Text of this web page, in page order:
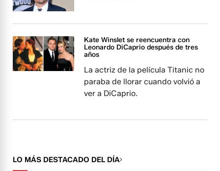
Kate Winslet se reencuentra con
Leonardo DiCaprio después de tres
años
La actriz de la película Titanic no
paraba de llorar cuando volvió a
ver a DiCaprio.
LO MÁS DESTACADO DEL DÍA